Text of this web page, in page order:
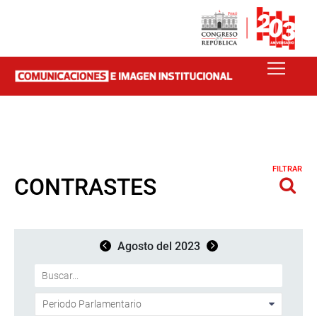
CONTRASTES
FILTRAR
Agosto del 2023